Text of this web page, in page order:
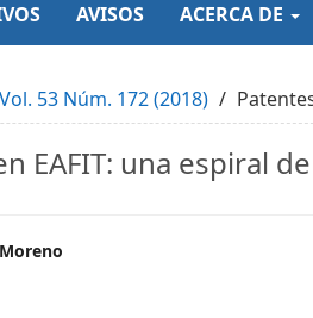
AVISOS ACERCA DE
Vol. 53 Núm. 172 (2018)
EAFIT: una espiral